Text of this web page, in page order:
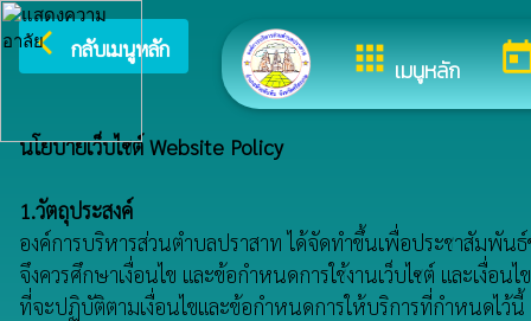
appsเมนูหลัก
arrow_back_ios กลับเมนูหลัก ยิน
นโยบายเว็บไซต์ Website Policy
1.วัตถุประสงค์
องค์การบริหารส่วนตำบลปราสาท ได้จัดทำขึ้นเพื่อประชาสัมพันธ์
จึงควรศึกษาเงื่อนไข และข้อกำหนดการใช้งานเว็บไซต์ และเงื่อ
ที่จะปฏิบัติตามเงื่อนไขและข้อกำหนดการให้บริการที่กำหนดไว้